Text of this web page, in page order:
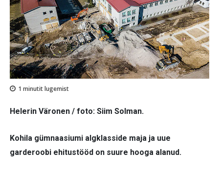
1 minutit lugemist
Helerin Väronen / foto: Siim Solman.
Kohila gümnaasiumi algklasside maja ja uue
garderoobi ehitustööd on suure hooga alanud.